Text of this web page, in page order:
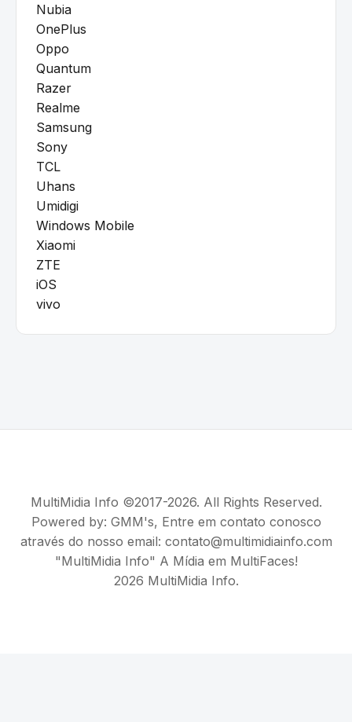
Nubia
OnePlus
Oppo
Quantum
Razer
Realme
Samsung
Sony
TCL
Uhans
Umidigi
Windows Mobile
Xiaomi
ZTE
iOS
vivo
MultiMidia Info ©2017-2026. All Rights Reserved.
Powered by: GMM's, Entre em contato conosco
através do nosso email: contato@multimidiainfo.com
"MultiMidia Info" A Mídia em MultiFaces!
2026 MultiMidia Info.